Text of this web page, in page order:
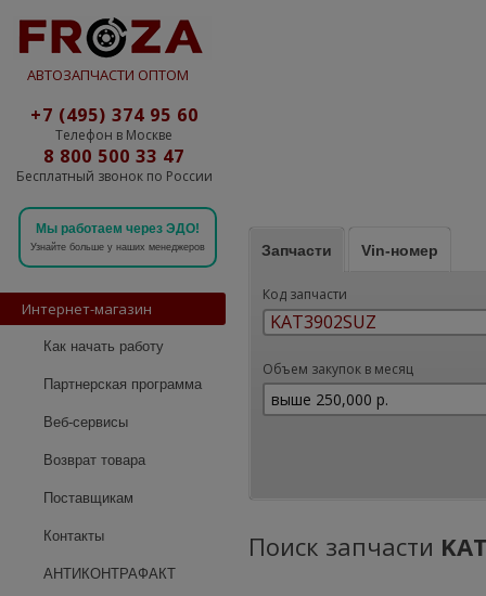
АВТОЗАПЧАСТИ ОПТОМ
+7 (495) 374 95 60
Телефон в Москве
8 800 500 33 47
Бесплатный звонок по России
Мы работаем через ЭДО!
Узнайте больше у наших менеджеров
Интернет-магазин
Как начать работу
Партнерская программа
Веб-сервисы
Возврат товара
Поставщикам
Контакты
АНТИКОНТРАФАКТ
Запчасти Vin-номер
Код запчасти
Объем закупок в месяц
Поиск запчасти